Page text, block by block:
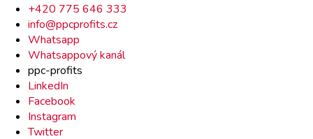
Rychlý
kontakt
+420 775 646 333
info@ppcprofits.cz
Whatsapp
Whatsappový kanál
ppc-profits
LinkedIn
Facebook
Instagram
Twitter